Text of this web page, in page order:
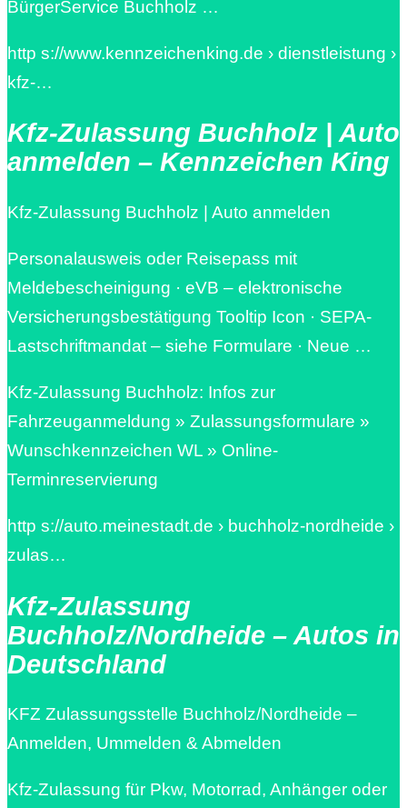
BürgerService Buchholz …
http s://www.kennzeichenking.de › dienstleistung ›
kfz-…
Kfz-Zulassung Buchholz | Auto
anmelden – Kennzeichen King
Kfz-Zulassung Buchholz | Auto anmelden
Personalausweis oder Reisepass mit
Meldebescheinigung · eVB – elektronische
Versicherungsbestätigung Tooltip Icon · SEPA-
Lastschriftmandat – siehe Formulare · Neue …
Kfz-Zulassung Buchholz: Infos zur
Fahrzeuganmeldung » Zulassungsformulare »
Wunschkennzeichen WL » Online-
Terminreservierung
http s://auto.meinestadt.de › buchholz-nordheide ›
zulas…
Kfz-Zulassung
Buchholz/Nordheide – Autos in
Deutschland
KFZ Zulassungsstelle Buchholz/Nordheide –
Anmelden, Ummelden & Abmelden
Kfz-Zulassung für Pkw, Motorrad, Anhänger oder